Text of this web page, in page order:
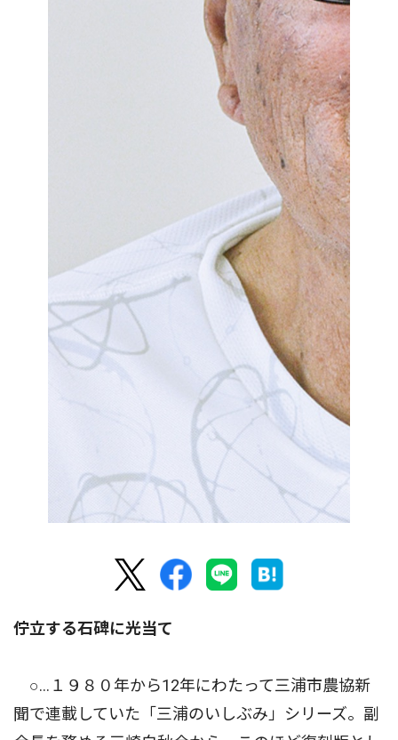
佇立する石碑に光当て
○…１９８０年から12年にわたって三浦市農協新
聞で連載していた「三浦のいしぶみ」シリーズ。副